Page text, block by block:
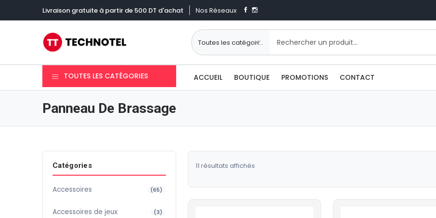
Livraison gratuite à partir de 500 DT d'achat Nos Réseaux
TOUTES LES CATÉGORIES ACCUEIL BOUTIQUE PROMOTIONS CONTACT
Panneau De Brassage
Catégories
Accessoires (65)
Accessoires de jeux (3)
11 résultats affichésTrié